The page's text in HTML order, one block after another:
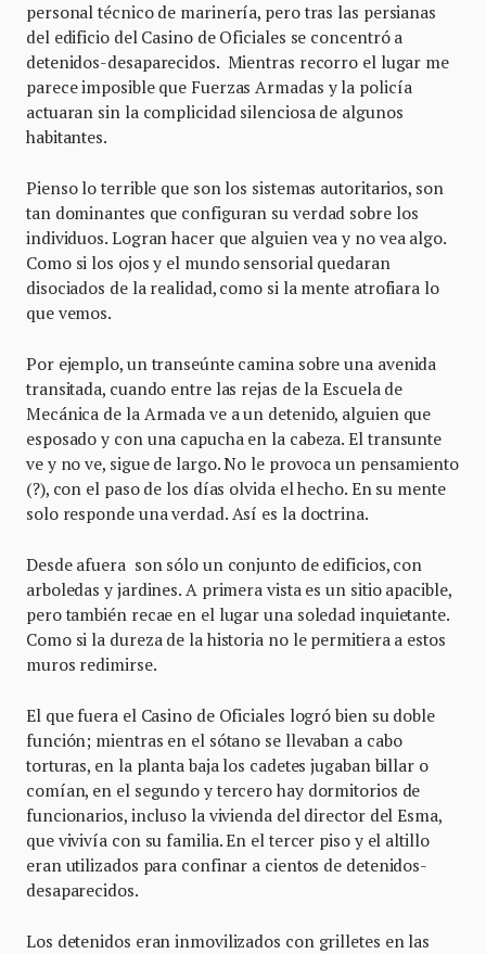
personal técnico de marinería, pero tras las persianas
del edificio del Casino de Oficiales se concentró a
detenidos-desaparecidos. Mientras recorro el lugar me
parece imposible que Fuerzas Armadas y la policía
actuaran sin la complicidad silenciosa de algunos
habitantes.
Pienso lo terrible que son los sistemas autoritarios, son
tan dominantes que configuran su verdad sobre los
individuos. Logran hacer que alguien vea y no vea algo.
Como si los ojos y el mundo sensorial quedaran
disociados de la realidad, como si la mente atrofiara lo
que vemos.
Por ejemplo, un transeúnte camina sobre una avenida
transitada, cuando entre las rejas de la Escuela de
Mecánica de la Armada ve a un detenido, alguien que
esposado y con una capucha en la cabeza. El transunte
ve y no ve, sigue de largo. No le provoca un pensamiento
(?), con el paso de los días olvida el hecho. En su mente
solo responde una verdad. Así es la doctrina.
Desde afuera son sólo un conjunto de edificios, con
arboledas y jardines. A primera vista es un sitio apacible,
pero también recae en el lugar una soledad inquietante.
Como si la dureza de la historia no le permitiera a estos
muros redimirse.
El que fuera el Casino de Oficiales logró bien su doble
función; mientras en el sótano se llevaban a cabo
torturas, en la planta baja los cadetes jugaban billar o
comían, en el segundo y tercero hay dormitorios de
funcionarios, incluso la vivienda del director del Esma,
que vivivía con su familia. En el tercer piso y el altillo
eran utilizados para confinar a cientos de detenidos-
desaparecidos.
Los detenidos eran inmovilizados con grilletes en las